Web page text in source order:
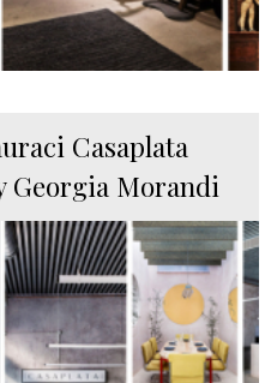
Casaplata
Georgia Morandi